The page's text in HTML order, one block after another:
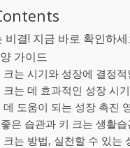
비결! 지금 바로 확인하
가이드
크는 시기와 성장에 결정적
크는 데 효과적인 성장 시
데 도움이 되는 성장 촉진
은 습관과 키 크는 생활습
크는 방법, 실천할 수 있는